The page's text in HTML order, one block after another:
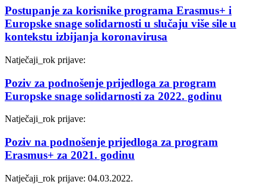
Postupanje za korisnike programa Erasmus+ i
Europske snage solidarnosti u slučaju više sile u
kontekstu izbijanja koronavirusa
Natječaji_ rok prijave:
Poziv za podnošenje prijedloga za program
Europske snage solidarnosti za 2022. godinu
Natječaji_ rok prijave:
Poziv na podnošenje prijedloga za program
Erasmus+ za 2021. godinu
Natječaji_ rok prijave: 04.03.2022.